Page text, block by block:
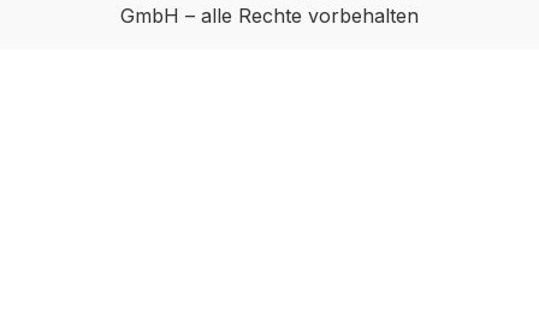
GmbH – alle Rechte vorbehalten